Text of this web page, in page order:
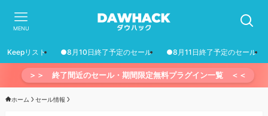
MENU
Keepリスト ●8月10日終了予定のセール ●8月11日終了予定のセール
＞＞ 終了間近のセール・期間限定無料プラグイン一覧 ＜＜
ホーム セール情報